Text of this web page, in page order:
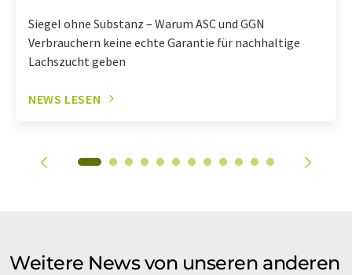
Siegel ohne Substanz – Warum ASC und GGN
Verbrauchern keine echte Garantie für nachhaltige
Lachszucht geben
NEWS LESEN
Weitere News von unseren anderen